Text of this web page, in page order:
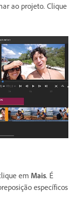
ao projeto. Clique
em Mais. É
específicos